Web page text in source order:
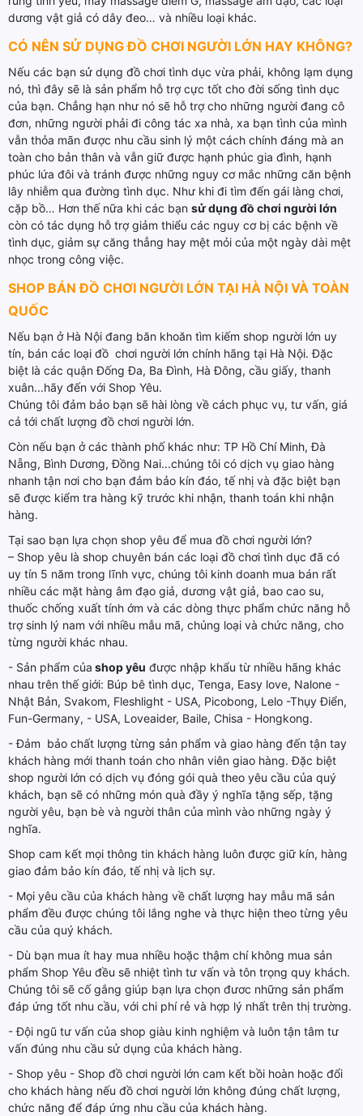
dương vật giả có dây đeo… và nhiều loại khác.
CÓ NÊN SỬ DỤNG ĐỒ CHƠI NGƯỜI LỚN HAY KHÔNG?
Nếu các bạn sử dụng đồ chơi tình dục vừa phải, không lạm dụng
nó, thì đây sẽ là sản phẩm hỗ trợ cực tốt cho đời sống tình dục
của bạn. Chẳng hạn như nó sẽ hỗ trợ cho những người đang cô
đơn, những người phải đi công tác xa nhà, xa bạn tình của mình
vẫn thỏa mãn được nhu cầu sinh lý một cách chính đáng mà an
toàn cho bản thân và vẫn giữ được hạnh phúc gia đình, hạnh
phúc lứa đôi và tránh được những nguy cơ mắc những căn bệnh
lây nhiễm qua đường tình dục. Như khi đi tìm đến gái làng chơi,
cặp bồ… Hơn thế nữa khi các bạn sử dụng đồ chơi người lớn
còn có tác dụng hỗ trợ giảm thiểu các nguy cơ bị các bệnh về
tình dục, giảm sự căng thẳng hay mệt mỏi của một ngày dài mệt
nhọc trong công việc.
SHOP BÁN ĐỒ CHƠI NGƯỜI LỚN TẠI HÀ NỘI VÀ TOÀN
QUỐC
Nếu bạn ở Hà Nội đang băn khoăn tìm kiếm shop người lớn uy
tín, bán các loại đồ chơi người lớn chính hãng tại Hà Nội. Đặc
biệt là các quận Đống Đa, Ba Đình, Hà Đông, cầu giấy, thanh
xuân...hãy đến với Shop Yêu.
Chúng tôi đảm bảo bạn sẽ hài lòng về cách phục vụ, tư vấn, giá
cả tới chất lượng đồ chơi người lớn.
Còn nếu bạn ở các thành phố khác như: TP Hồ Chí Minh, Đà
Nẵng, Bình Dương, Đồng Nai...chúng tôi có dịch vụ giao hàng
nhanh tận nơi cho bạn đảm bảo kín đáo, tế nhị và đặc biệt bạn
sẽ được kiểm tra hàng kỹ trước khi nhận, thanh toán khi nhận
hàng.
Tại sao bạn lựa chọn shop yêu để mua đồ chơi người lớn?
– Shop yêu là shop chuyên bán các loại đồ chơi tình dục đã có
uy tín 5 năm trong lĩnh vực, chúng tôi kinh doanh mua bán rất
nhiều các mặt hàng âm đạo giả, dương vật giả, bao cao su,
thuốc chống xuất tính ớm và các dòng thực phẩm chức năng hỗ
trợ sinh lý nam với nhiều mẫu mã, chủng loại và chức năng, cho
từng người khác nhau.
- Sản phẩm của shop yêu được nhập khẩu từ nhiều hãng khác
nhau trên thế giới: Búp bê tình dục, Tenga, Easy love, Nalone -
Nhật Bản, Svakom, Fleshlight - USA, Picobong, Lelo -Thụy Điển,
Fun-Germany, - USA, Loveaider, Baile, Chisa - Hongkong.
- Đảm bảo chất lượng từng sản phẩm và giao hàng đến tận tay
khách hàng mới thanh toán cho nhân viên giao hàng. Đặc biệt
shop người lớn có dịch vụ đóng gói quà theo yêu cầu của quý
khách, bạn sẽ có những món quà đầy ý nghĩa tặng sếp, tặng
người yêu, bạn bè và người thân của mình vào những ngày ý
nghĩa.
Shop cam kết mọi thông tin khách hàng luôn được giữ kín, hàng
giao đảm bảo kín đáo, tế nhị và lịch sự.
- Mọi yêu cầu của khách hàng về chất lượng hay mẫu mã sản
phẩm đều được chúng tôi lắng nghe và thực hiện theo từng yêu
cầu của quý khách.
- Dù bạn mua ít hay mua nhiều hoặc thậm chí không mua sản
phẩm Shop Yêu đều sẽ nhiệt tình tư vấn và tôn trọng quy khách.
Chúng tôi sẽ cố gắng giúp bạn lựa chọn đươc những sản phẩm
đáp ứng tốt nhu cầu, với chi phí rẻ và hợp lý nhất trên thị trường.
- Đội ngũ tư vấn của shop giàu kinh nghiệm và luôn tận tâm tư
vấn đúng nhu cầu sử dụng của khách hàng.
- Shop yêu - Shop đồ chơi người lớn cam kết bồi hoàn hoặc đổi
cho khách hàng nếu đồ chơi người lớn không đúng chất lượng,
chức năng để đáp ứng nhu cầu của khách hàng.